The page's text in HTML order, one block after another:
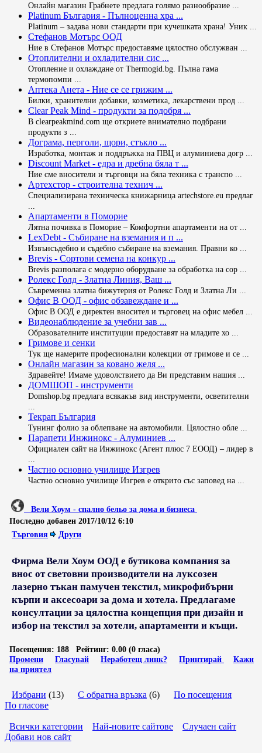
Онлайн магазин Грабнете предлага голямо разнообразие ...
Platinum България - Пълноценна хра ...
Platinum – задава нови стандарти при кучешката храна! Уник ...
Стефанов Мотърс ООД
Ние в Стефанов Мотърс предоставяме цялостно обслужван ...
Отоплителни и охладителни сис ...
Отопление и охлаждане от Thermogid.bg. Пълна гама
термопомпи ...
Аптека Анета - Ние се се грижим ...
Билки, хранителни добавки, козметика, лекарствени прод ...
Clear Peak Mind - продукти за подобря ...
В clearpeakmind.com ще откриете внимателно подбрани
продукти з ...
Дограма, перголи, щори, стъкло ...
Изработка, монтаж и поддръжка на ПВЦ и алуминиева догр ...
Discount Market - едра и дребна бяла т ...
Ние сме вносители и търговци на бяла техника с транспо ...
Артехстор - строителна технич ...
Специализирана техническа книжарница artechstore.eu предлаг
Апартаменти в Поморие
Лятна почивка в Поморие – Комфортни апартаменти на от ...
LexDebt - Събиране на вземания и п ...
Извънсъдебно и съдебно събиране на вземания. Правни ко ...
Brevis - Сортови семена на конкур ...
Brevis разполага с модерно оборудване за обработка на сор ...
Ролекс Голд - Златна Линия, Ваш ...
Съвременна златна бижутерия от Ролекс Голд и Златна Ли ...
Офис В ООД - офис обзавеждане и ...
Офис В ООД е директен вносител и търговец на офис мебел ...
Видеонаблюдение за учебни зав ...
Образователните институции предоставят на младите хо ...
Гримове и сенки
Тук ще намерите професионални колекции от гримове и се ...
Онлайн магазин за ковано желя ...
Здравейте! Имаме удоволствието да Ви представим нашия ...
ДОМШОП - инструменти
Domshop.bg предлага всякакъв вид инструменти, осветителни
Текрап България
Тунинг фолио за облепване на автомобили. Цялостно обле ...
Парапети Инжинокс - Алуминиев ...
Официален сайт на Инжинокс (Агент плюс 7 ЕООД) – лидер в
Частно основно училище Изгрев
Частно основно училище Изгрев е открито със заповед на ...
Вели Хоум - спално бельо за дома и бизнеса
Последно добавен 2017/10/12 6:10
Търговия
Други
Фирма Вели Хоум ООД е бутикова компания за
внос от световни производители на луксозен
лазерно тъкан памучен текстил, микрофибърни
кърпи и аксесоари за дома и хотела. Предлагаме
консултации за цялостна концепция при дизайн и
избор на текстил за хотели, апартаменти и къщи.
Посещения: 188 Рейтинг: 0.00 (0 гласа)
Промени
Гласувай Неработещ линк? Принтирай
Кажи
на приятел
Избрани (13) С обратна връзка (6) По посещения
По гласове
Всички категории Най-новите сайтове
Случаен сайт
Добави нов сайт